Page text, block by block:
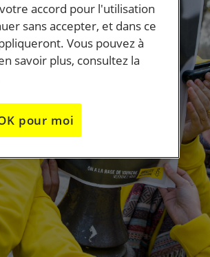
votre accord pour l'utilisation
sans accepter, et dans ce
Vous pouvez à
savoir plus, consultez la
pour moi